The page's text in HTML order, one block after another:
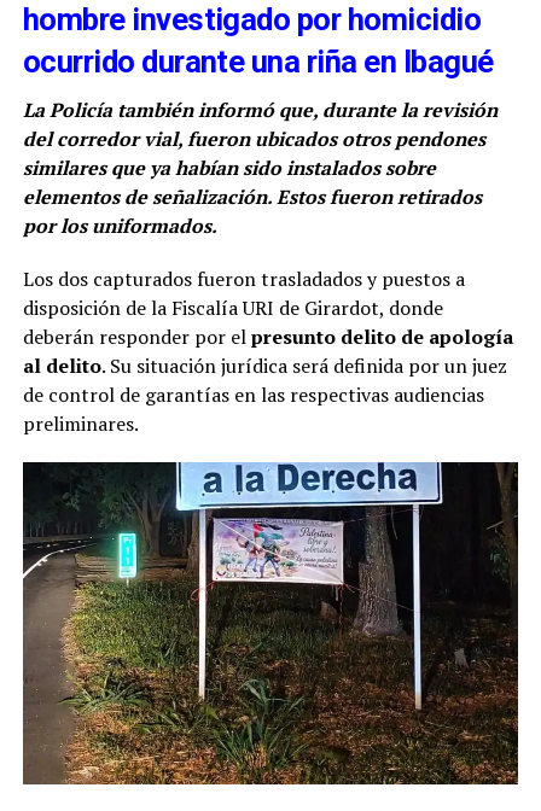
hombre investigado por homicidio
ocurrido durante una riña en Ibagué
La Policía también informó que, durante la revisión
del corredor vial, fueron ubicados otros pendones
similares que ya habían sido instalados sobre
elementos de señalización. Estos fueron retirados
por los uniformados.
Los dos capturados fueron trasladados y puestos a
disposición de la Fiscalía URI de Girardot, donde
deberán responder por elpresunto delito de apología
al delito. Su situación jurídica será definida por un juez
de control de garantías en las respectivas audiencias
preliminares.